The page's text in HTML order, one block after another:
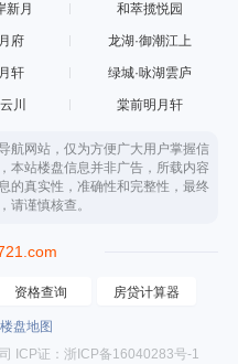
新月 和萃揽悦园
府 龙湖·御潮江上
轩 绿城·咏湖雲庐
川 棠前明月轩
航网站，仅为方便广大用户掌握信
本站楼盘信息并非广告，所载内容
的真实性，准确性和完整性，最终
请谨慎核查。
资格查询 房贷计算器
楼盘地图
ICP证：浙ICP备16040283号-1